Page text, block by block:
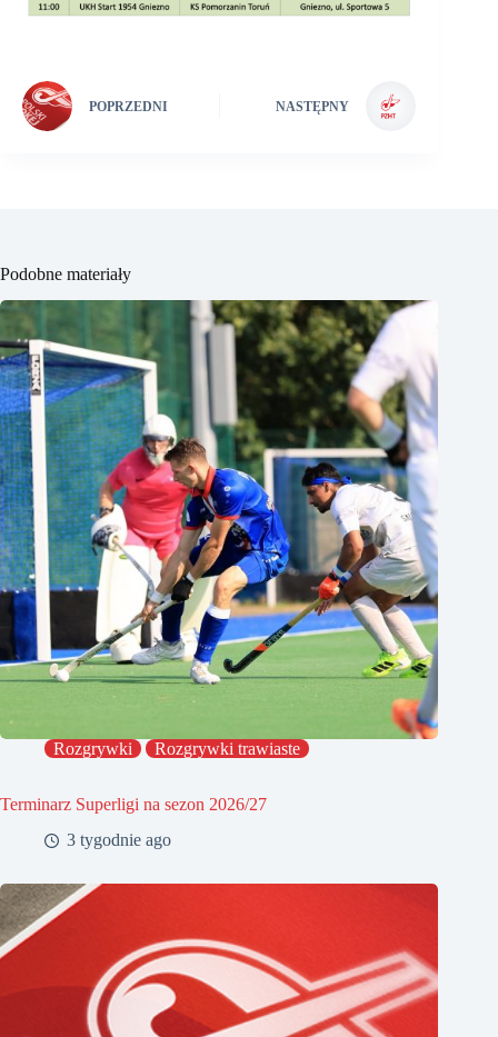
POPRZEDNI NASTĘPNY
Podobne materiały
Rozgrywki Rozgrywki trawiaste
Terminarz Superligi na sezon 2026/27
3 tygodnie ago